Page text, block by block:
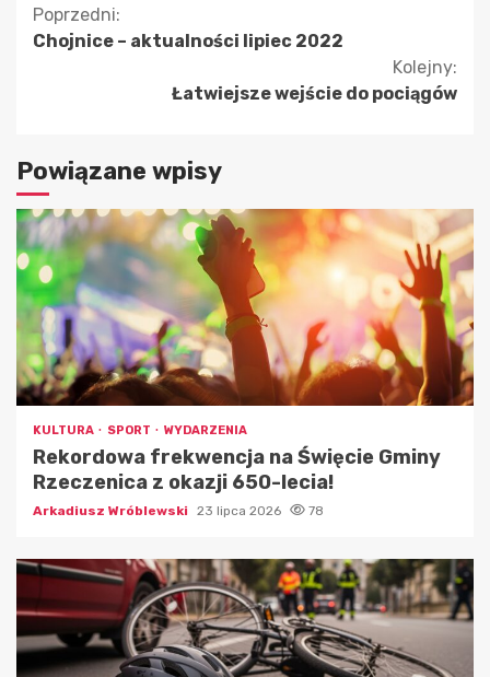
Kontynuuj
Poprzedni:
Chojnice – aktualności lipiec 2022
Kolejny:
Łatwiejsze wejście do pociągów
Powiązane wpisy
KULTURA SPORT WYDARZENIA
Rekordowa frekwencja na Święcie Gminy
Rzeczenica z okazji 650-lecia!
Arkadiusz Wróblewski 23 lipca 2026 78